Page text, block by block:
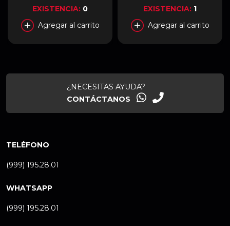
EXISTENCIA: 0
Agregar al carrito
EXISTENCIA: 1
Agregar al carrito
¿NECESITAS AYUDA?
CONTÁCTANOS
TELÉFONO
(999) 195.28.01
WHATSAPP
(999) 195.28.01